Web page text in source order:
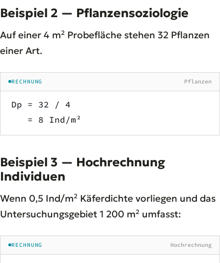
Beispiel 2 — Pflanzensoziologie
Auf einer 4 m² Probefläche stehen 32 Pflanzen
einer Art.
RECHNUNG Pflanzen
Dp = 32 / 4
   = 8 Ind/m²
Beispiel 3 — Hochrechnung
Individuen
Wenn 0,5 Ind/m² Käferdichte vorliegen und das
Untersuchungsgebiet 1 200 m² umfasst:
RECHNUNG Hochrechnung